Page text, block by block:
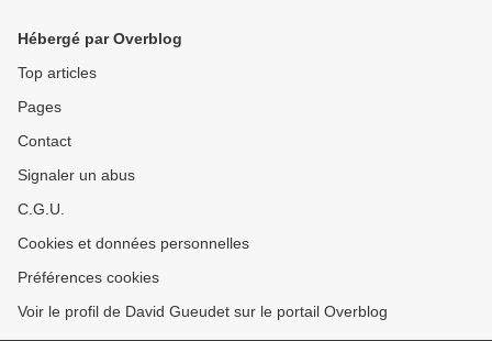
Hébergé par Overblog
Top articles
Pages
Contact
Signaler un abus
C.G.U.
Cookies et données personnelles
Préférences cookies
Voir le profil de David Gueudet sur le portail Overblog